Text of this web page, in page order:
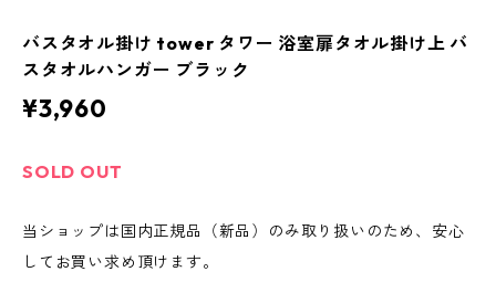
バスタオル掛け tower タワー 浴室扉タオル掛け上 バ
スタオルハンガー ブラック
¥3,960
SOLD OUT
当ショップは国内正規品（新品）のみ取り扱いのため、安心
してお買い求め頂けます。